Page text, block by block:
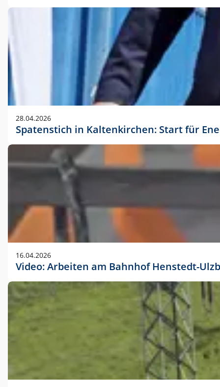
28.04.2026
Spatenstich in Kaltenkirchen: Start für
16.04.2026
Video: Arbeiten am Bahnhof Henstedt-